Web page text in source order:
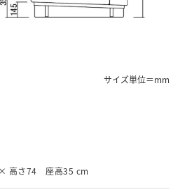
サイズ単位＝mm
高さ74 座高35 cm